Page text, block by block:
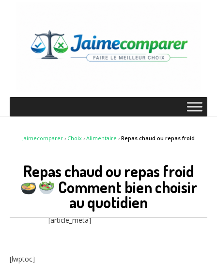
Jaimecomparer › Choix › Alimentaire › Repas chaud ou repas froid
Repas chaud ou repas froid
Comment bien choisir
au quotidien
[article_meta]
[lwptoc]